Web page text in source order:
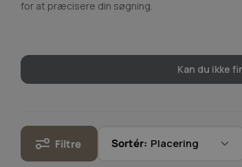
for at præcisere din søgning.
Kan du ikke
Filtre Sortér: